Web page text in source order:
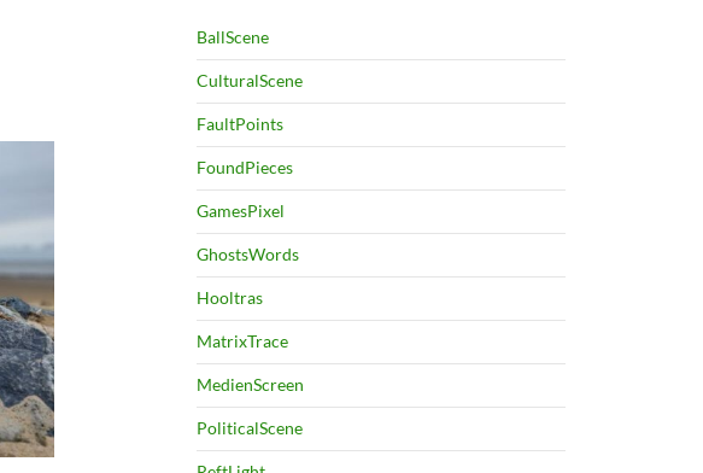
BallScene
CulturalScene
FaultPoints
FoundPieces
GamesPixel
GhostsWords
Hooltras
MatrixTrace
MedienScreen
PoliticalScene